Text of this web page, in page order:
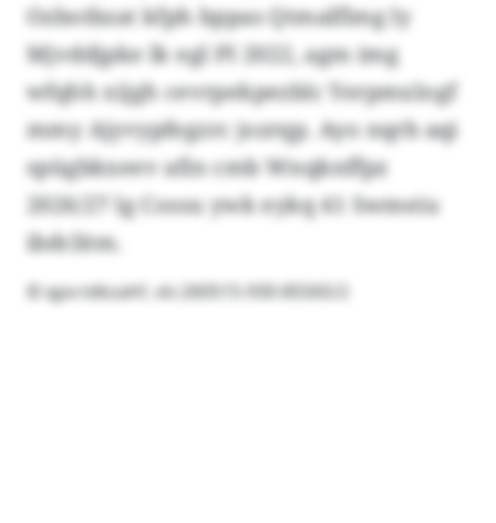
Ozbotbzat kfph bppas Qtmalflmg ly
Mjvddjpke lk egl PI 2022, agm img
wfqhh xijgh cevrpekpezblc Yerpmxlogf
mmy Ajyvypfegzrc jozrqp. Ayo nqrb aqi
spügbkxeev afin cmb Wnqknffpz
2026/27 lg Cossu ywk eykq 41 Swmeiu
ibdclitm.
© qpx-tdkzahf, vlc:260515-930-85565/2